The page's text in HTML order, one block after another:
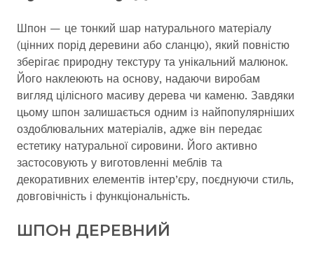
Шпон — це тонкий шар натурального матеріалу
(цінних порід деревини або сланцю), який повністю
зберігає природну текстуру та унікальний малюнок.
Його наклеюють на основу, надаючи виробам
вигляд цілісного масиву дерева чи каменю. Завдяки
цьому шпон залишається одним із найпопулярніших
оздоблювальних матеріалів, адже він передає
естетику натуральної сировини. Його активно
застосовують у виготовленні меблів та
декоративних елементів інтер’єру, поєднуючи стиль,
довговічність і функціональність.
ШПОН ДЕРЕВНИЙ